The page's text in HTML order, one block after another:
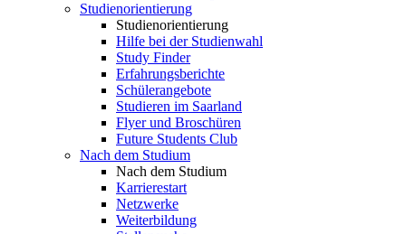
Studienorientierung
Studienorientierung
Hilfe bei der Studienwahl
Study Finder
Erfahrungsberichte
Schülerangebote
Studieren im Saarland
Flyer und Broschüren
Future Students Club
Nach dem Studium
Nach dem Studium
Karrierestart
Netzwerke
Weiterbildung